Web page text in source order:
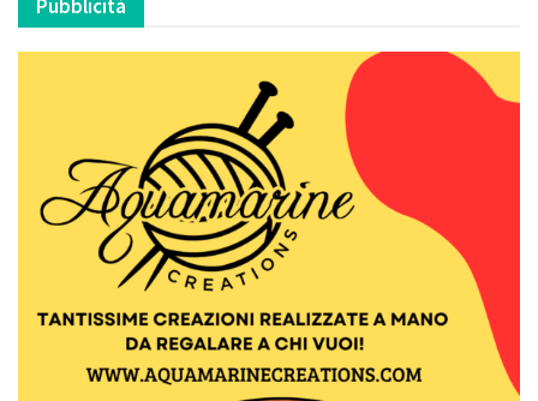
Pubblicità